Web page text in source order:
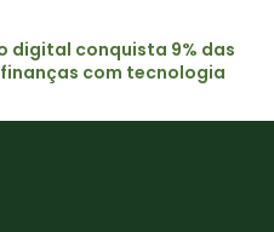
digital conquista 9% das
com tecnologia